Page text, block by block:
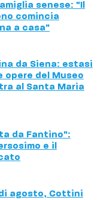
senese: "Il
comincia
a casa"
da Siena: estasi
opere del Museo
al Santa Maria
da Fantino":
e il
agosto, Cottini